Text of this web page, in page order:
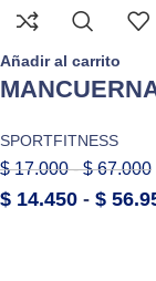
Añadir al carrito
SPORTFITNESS
$17.000 - $67.000
$ 14.450 - $